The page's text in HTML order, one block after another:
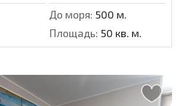
До моря: 500 м.
Площадь: 50 кв. м.